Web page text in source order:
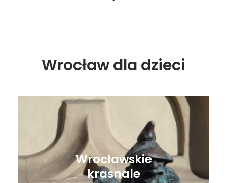
Wrocław dla dzieci
Wrocławskie
krasnale